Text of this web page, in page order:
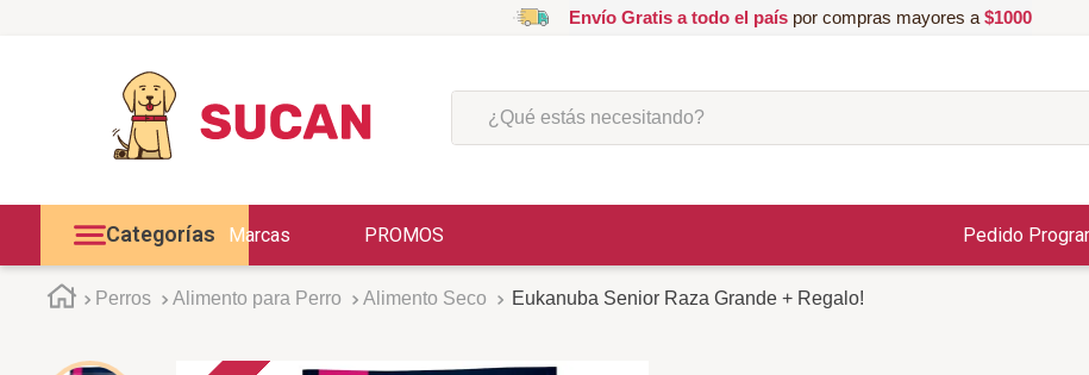
Envío Gratis a todo el paíspor compras mayores a $1000
¿Qué estás necesitando?
Categorías Marcas PROMOS Pedido
Perros Alimento para Perro Alimento Seco Eukanuba Senior Raza Grande + Regalo!